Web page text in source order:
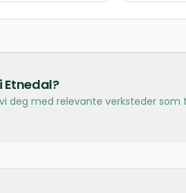
i Etnedal?
deg med relevante verksteder som